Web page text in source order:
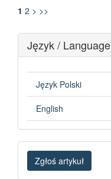
1 2 > >>
Język / Language
Język Polski
English
Zgłoś
artykuł
Zgłoś artykuł